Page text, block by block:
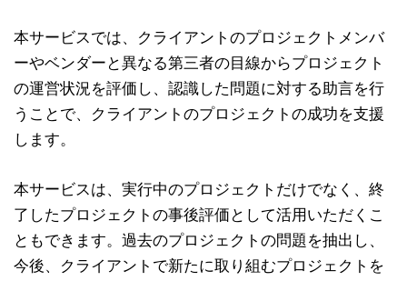
本サービスでは、クライアントのプロジェクトメンバ
ーやベンダーと異なる第三者の目線からプロジェクト
の運営状況を評価し、認識した問題に対する助言を行
うことで、クライアントのプロジェクトの成功を支援
します。
本サービスは、実行中のプロジェクトだけでなく、終
了したプロジェクトの事後評価として活用いただくこ
ともできます。過去のプロジェクトの問題を抽出し、
今後、クライアントで新たに取り組むプロジェクトを